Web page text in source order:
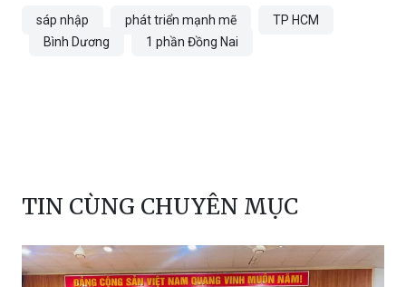
TS. Bùi Ngọc Hiền (Học viện Cán bộ TP HCM)
TIN CÙNG CHUYÊN MỤC